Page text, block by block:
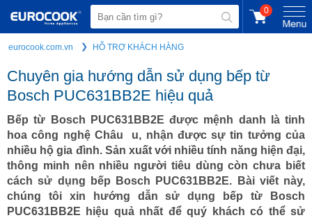
0
eurocook.com.vn HỖ TRỢ KHÁCH HÀNG
Chuyên gia hướng dẫn sử dụng bếp từ
Bosch PUC631BB2E hiệu quả
Bếp từ Bosch PUC631BB2E được mệnh danh là tinh
hoa công nghệ Châu u, nhận được sự tin tưởng của
nhiều hộ gia đình. Sản xuất với nhiều tính năng hiện đại,
thông minh nên nhiều người tiêu dùng còn chưa biết
cách sử dụng bếp Bosch PUC631BB2E. Bài viết này,
chúng tôi xin hướng dẫn sử dụng bếp từ Bosch
PUC631BB2E hiệu quả nhất để quý khách có thể sử